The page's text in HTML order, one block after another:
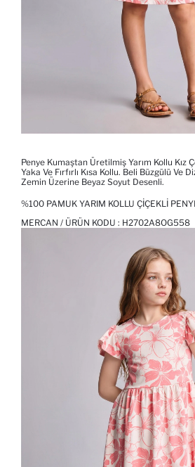
Penye Kumaştan Üretilmiş Yarım Kollu Kız
Yaka Ve Fırfırlı Kısa Kollu. Beli Büzgülü Ve
Zemin Üzerine Beyaz Soyut Desenli.
%100 PAMUK YARIM KOLLU ÇIÇEKLI
MERCAN / ÜRÜN KODU : H2702A8OG558